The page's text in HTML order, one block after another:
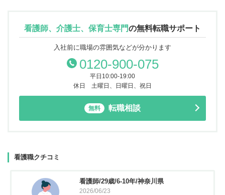
看護師、介護士、保育士専門の無料転職サポート
入社前に職場の雰囲気などが分かります
0120-900-075
平日10:00-19:00
休日 土曜日、日曜日、祝日
無料 転職相談
看護職クチコミ
看護師/29歳/6-10年/神奈川県
2026/06/23